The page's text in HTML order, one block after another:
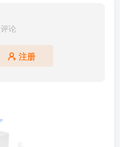
论
注册